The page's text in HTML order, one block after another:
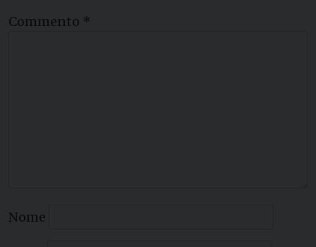
Commento *
Nome